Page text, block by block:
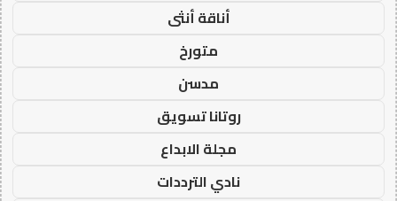
أناقة أنثى
متورخ
مدسن
روتانا تسويق
مجلة الابداع
نادي الترددات